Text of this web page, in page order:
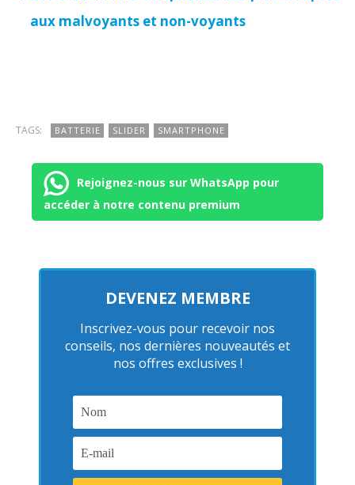
aux malvoyants et non-voyants
TAGS: BATTERIE SLIDER SMARTPHONE
Rejoignez-nous sur WhatsApp pour
accéder à notre contenu premium
DEVENEZ MEMBRE
Inscrivez-vous pour recevoir nos
conseils, nos dernières nouveautés et
nos offres exclusives !